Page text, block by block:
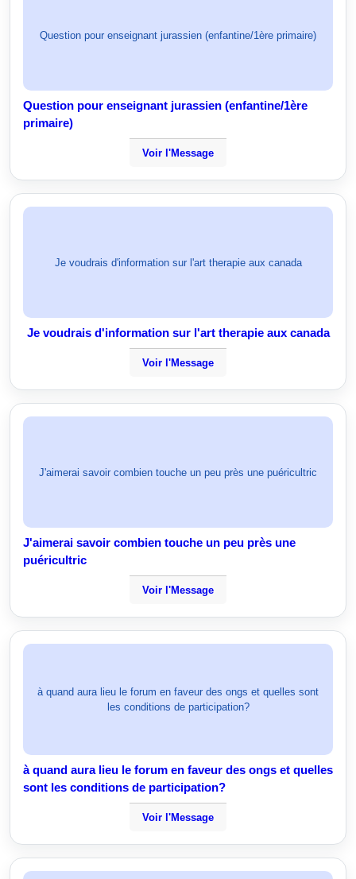
Question pour enseignant jurassien (enfantine/1ère primaire)
Question pour enseignant jurassien (enfantine/1ère
primaire)
Voir l'Message
Je voudrais d'information sur l'art therapie aux canada
Je voudrais d'information sur l'art therapie aux canada
Voir l'Message
J'aimerai savoir combien touche un peu près une puéricultric
J'aimerai savoir combien touche un peu près une
puéricultric
Voir l'Message
à quand aura lieu le forum en faveur des ongs et quelles sont
les conditions de participation?
à quand aura lieu le forum en faveur des ongs et quelles
sont les conditions de participation?
Voir l'Message